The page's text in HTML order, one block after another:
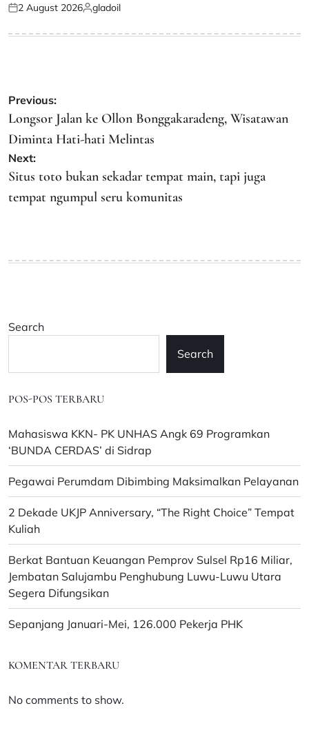
Posted
2 August 2026Posted
gladoil
Post
navigation
Previous:
Longsor Jalan ke Ollon Bonggakaradeng, Wisatawan
Diminta Hati-hati Melintas
Next:
Situs toto bukan sekadar tempat main, tapi juga
tempat ngumpul seru komunitas
Search
Search
POS-POS TERBARU
Mahasiswa KKN- PK UNHAS Angk 69 Programkan
‘BUNDA CERDAS’ di Sidrap
Pegawai Perumdam Dibimbing Maksimalkan Pelayanan
2 Dekade UKJP Anniversary, “The Right Choice” Tempat
Kuliah
Berkat Bantuan Keuangan Pemprov Sulsel Rp16 Miliar,
Jembatan Salujambu Penghubung Luwu-Luwu Utara
Segera Difungsikan
Sepanjang Januari-Mei, 126.000 Pekerja PHK
KOMENTAR TERBARU
No comments to show.